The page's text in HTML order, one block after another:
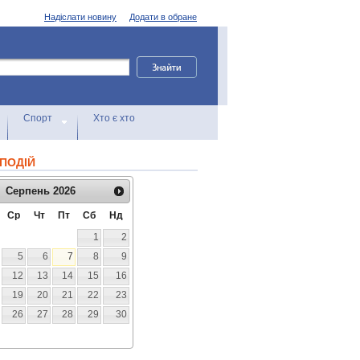
Додати в обране
Надіслати новину
Спорт Хто є хто
Серпень 2026
Ср Чт Пт Сб
Нд
1
2
5 6 7 8
9
12 13 14 15
16
19 20 21 22
23
26 27 28 29
30